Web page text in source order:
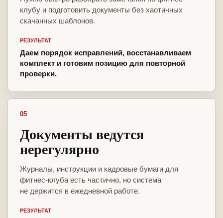
клубу и подготовить документы без хаотичных
скачанных шаблонов.
РЕЗУЛЬТАТ
Даем порядок исправлений, восстанавливаем
комплект и готовим позицию для повторной
проверки.
05
Документы ведутся
нерегулярно
Журналы, инструкции и кадровые бумаги для
фитнес-клуба есть частично, но система
не держится в ежедневной работе.
РЕЗУЛЬТАТ